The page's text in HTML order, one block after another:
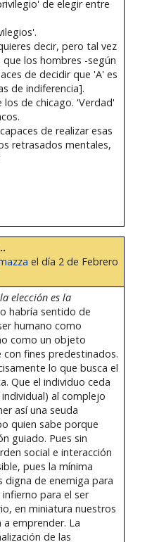
de elegir entre
decir, pero tal vez
los hombres -según
de decidir que 'A' es
de indiferencia].
de chicago. 'Verdad'
de realizar esas
retrasados mentales,
el día 2 de Febrero
elección es la
habría sentido de
humano como
como un objeto
fines predestinados.
lo que busca el
Que el individuo ceda
al complejo
así una seuda
quien sabe porque
guiado. Pues sin
social e interacción
pues la mínima
digna de enemiga para
para el ser
en miniatura nuestros
emprender. La
de las